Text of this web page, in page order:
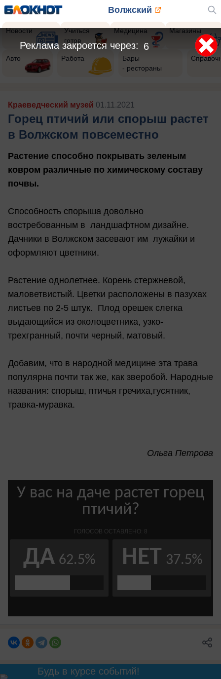
Волжский
Новости
Учиться
готов
Медицина Магазины
Авто Работа
Бары
- рестораны
Краеведческий музей 01.11.2021
Горец птичий или спорыш растет
в Волжском повсеместно
Растение способно покрывать зеленым
ковром различные по химическому составу
почвы.
Способность спорыша довольно
востребованным в ландшафтном дизайне.
Дачники в Волжском засевают им лужайки и
оформляют цветники.
Растение однолетнее. Корень стержневой,
маловетвистый. Цветки расположены в пазухах
листьев по 2-5 штук. Плод орешек слегка
выдающийся из околоцветника, узко-
трехгранный, почти черный, матовый.
Добавим, что в народной медицине эта трава
популярна почти так же, как зверобой. Народные
названия: спорыш, птичья гречиха,гусятник,
травка-муравка.
Ольга Петрова
Будь в курсе событий!
4
Реклама закроется через: